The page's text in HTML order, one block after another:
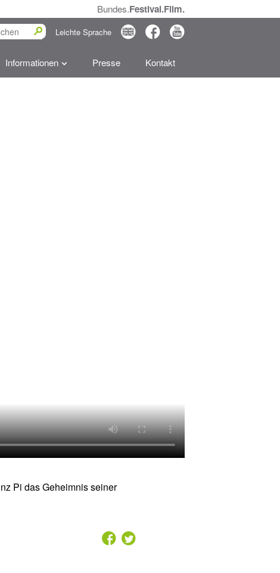
Bundes.Festival.Film.
Leichte Sprache 0 2 3
Informationen Presse Kontakt
Pi das Geheimnis seiner
2 7